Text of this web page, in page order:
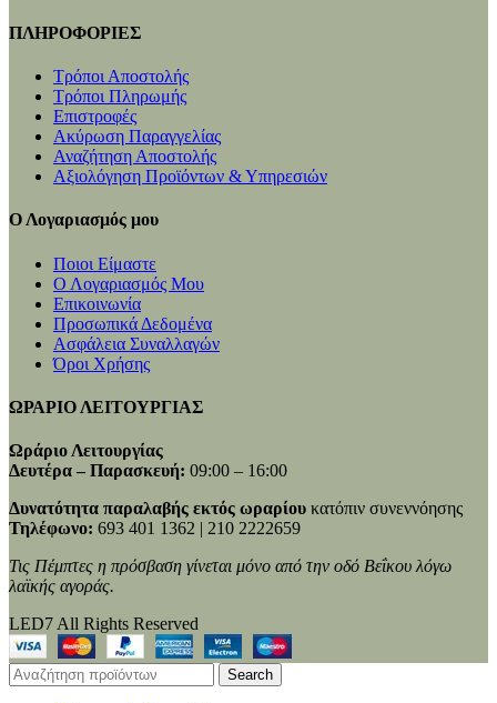
ΠΛΗΡΟΦΟΡΙΕΣ
Τρόποι Αποστολής
Τρόποι Πληρωμής
Επιστροφές
Ακύρωση Παραγγελίας
Αναζήτηση Αποστολής
Αξιολόγηση Προϊόντων & Υπηρεσιών
Ο Λογαριασμός μου
Ποιοι Είμαστε
Ο Λογαριασμός Μου
Επικοινωνία
Προσωπικά Δεδομένα
Ασφάλεια Συναλλαγών
Όροι Χρήσης
ΩΡΑΡΙΟ ΛΕΙΤΟΥΡΓΙΑΣ
Ωράριο Λειτουργίας
Δευτέρα – Παρασκευή: 09:00 – 16:00
Δυνατότητα παραλαβής εκτός ωραρίου κατόπιν συνεννόησης
Τηλέφωνο: 693 401 1362 | 210 2222659
Τις Πέμπτες η πρόσβαση γίνεται μόνο από την οδό Βεΐκου λόγω
λαϊκής αγοράς.
LED7 All Rights Reserved
Search